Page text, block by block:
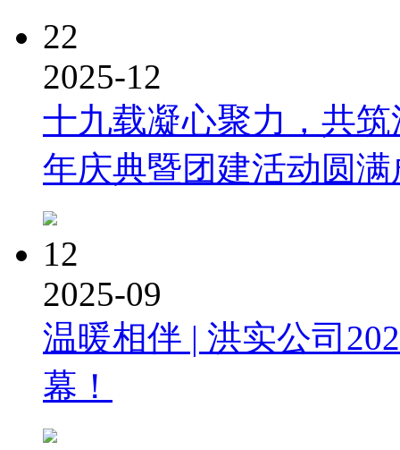
22
2025-12
十九载凝心聚力，共
年庆典暨团建活动圆满
12
2025-09
温暖相伴 | 洪实公司
幕！